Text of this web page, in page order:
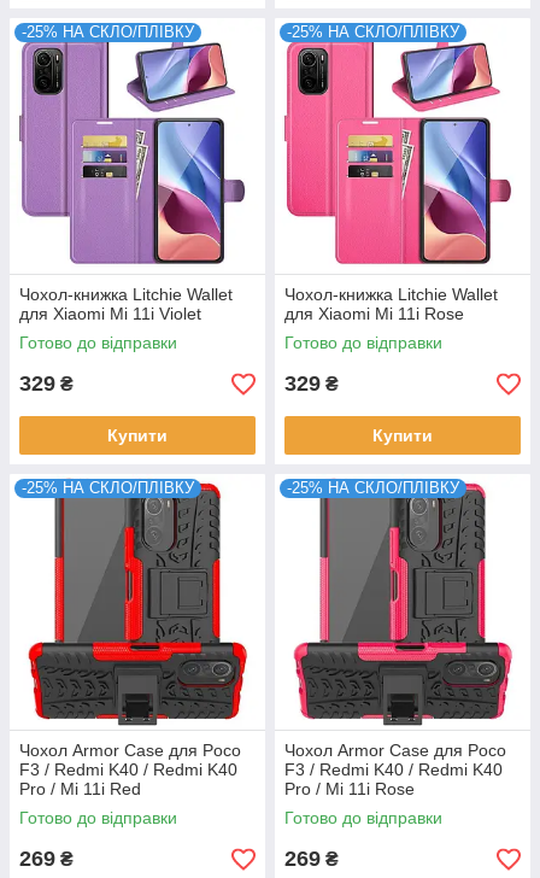
-25% НА СКЛО/ПЛІВКУ
Чохол-книжка Litchie Wallet
для Xiaomi Mi 11i Violet
Готово до відправки
329 ₴
Купити
-25% НА СКЛО/ПЛІВКУ
Чохол-книжка Litchie Wallet
для Xiaomi Mi 11i Rose
Готово до відправки
329 ₴
Купити
-25% НА СКЛО/ПЛІВКУ
Чохол Armor Case для Poco
F3 / Redmi K40 / Redmi K40
Pro / Mi 11i Red
Готово до відправки
269 ₴
-25% НА СКЛО/ПЛІВКУ
Чохол Armor Case для Poco
F3 / Redmi K40 / Redmi K40
Pro / Mi 11i Rose
Готово до відправки
269 ₴